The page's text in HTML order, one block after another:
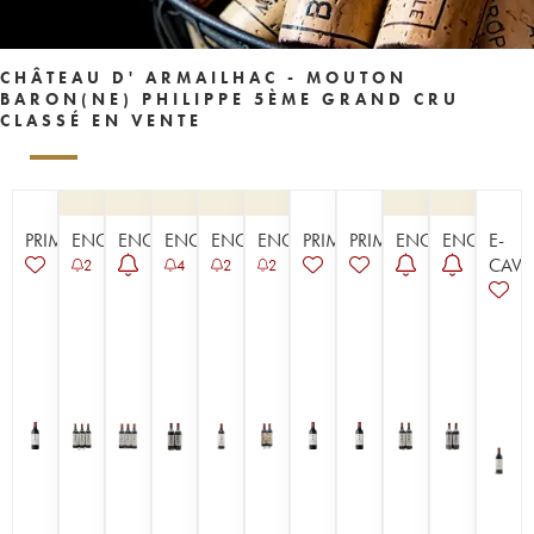
CHÂTEAU D' ARMAILHAC - MOUTON
BARON(NE) PHILIPPE 5ÈME GRAND CRU
CLASSÉ EN VENTE
PRIMEURENCHÈRE
2
ENCHÈREENCHÈRE
4
ENCHÈRE
2
ENCHÈRE
2
PRIMEURPRIMEURENCHÈREENCHÈRE
E-